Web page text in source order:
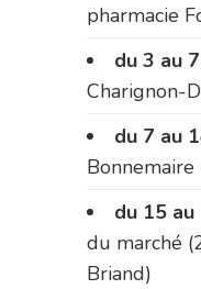
pharmacie
du 3 au
Charignon-
du 7 au
Bonnemaire
du 15
du marché
Briand)